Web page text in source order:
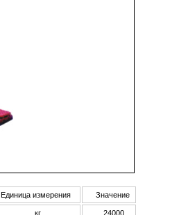
Единица измерения Значение
кг 24000